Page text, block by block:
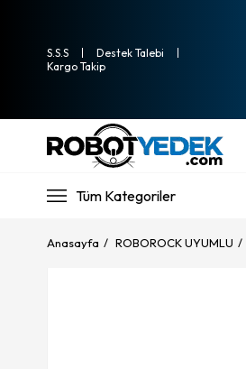
S.S.S
Destek Talebi
Kargo Takip
Tüm Kategoriler
Anasayfa ROBOROCK UYUMLU